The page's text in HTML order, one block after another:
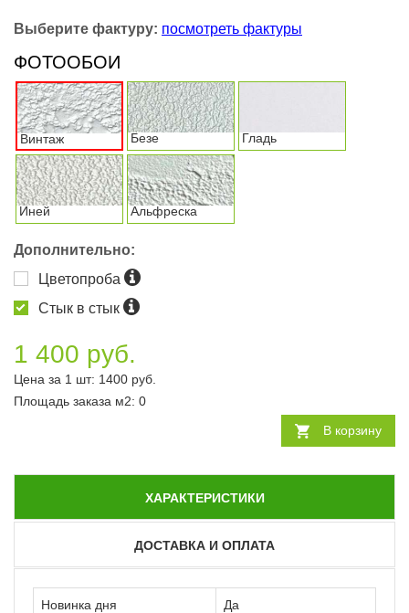
Выберите фактуру: посмотреть фактуры
ФОТООБОИ
Винтаж Безе Гладь
Иней Альфреска
Дополнительно:
Цветопроба
Стык в стык
1 400 руб.
Цена за 1 шт: 1400 руб.
Площадь заказа м2: 0
В корзину
ХАРАКТЕРИСТИКИ
ДОСТАВКА И ОПЛАТА
Новинка дня Да